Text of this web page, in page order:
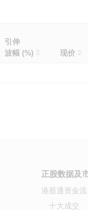
引伸
波幅 (%)
现价
正股数据及
港股通资金流
十大成交